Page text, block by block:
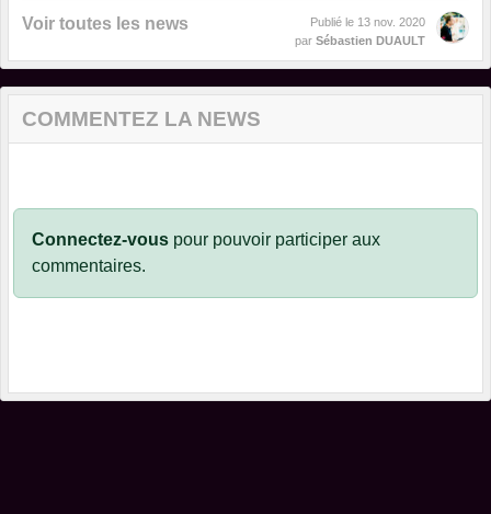
Voir toutes les news Publié le 13 nov. 2020
par Sébastien DUAULT
COMMENTEZ LA NEWS
Connectez-vous pour pouvoir participer aux
commentaires.